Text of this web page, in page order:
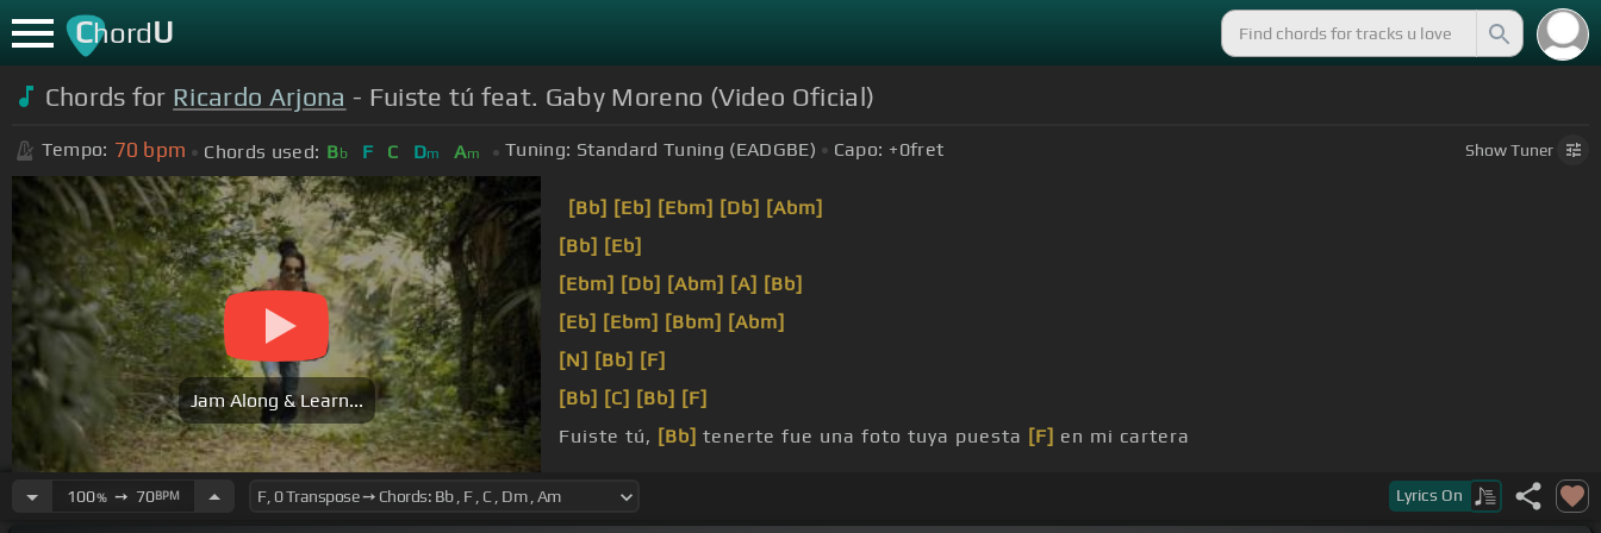
ChordU
Chords for Ricardo Arjona - Fuiste tú feat. Gaby Moreno (Video Oficial)
Tempo: 70 bpm Chords used: Bb F C Dm Am Tuning: Standard Tuning (EADGBE) Capo: +0fret ShowTuner
Jam Along & Learn...
[Bb] [Eb] [Ebm] [Db] [Abm]
[Bb] [Eb]
[Ebm] [Db] [Abm] [A] [Bb]
[Eb] [Ebm] [Bbm] [Abm]
[N] [Bb] [F]
[Bb] [C] [Bb] [F]
Fuiste tú, [Bb] tenerte fue una foto tuya puesta [F] en mi cartera
100%➙ 70BPM Lyrics On